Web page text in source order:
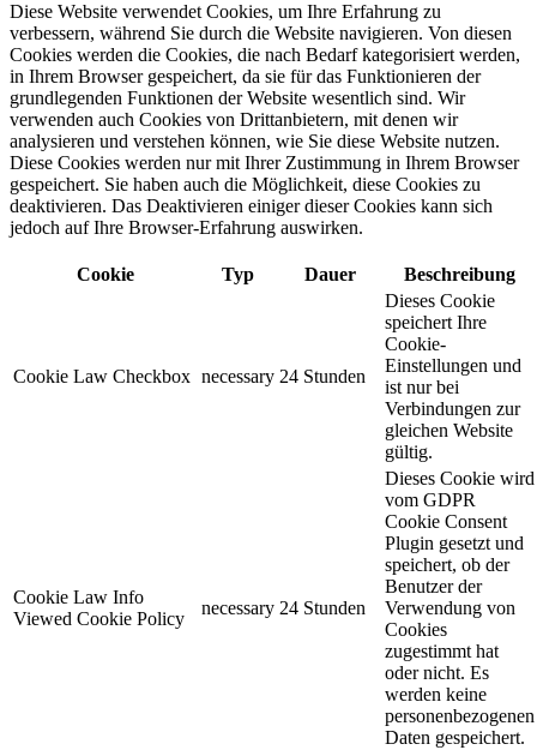
Diese Website verwendet Cookies, um Ihre Erfahrung zu
verbessern, während Sie durch die Website navigieren. Von diesen
Cookies werden die Cookies, die nach Bedarf kategorisiert werden,
in Ihrem Browser gespeichert, da sie für das Funktionieren der
grundlegenden Funktionen der Website wesentlich sind. Wir
verwenden auch Cookies von Drittanbietern, mit denen wir
analysieren und verstehen können, wie Sie diese Website nutzen.
Diese Cookies werden nur mit Ihrer Zustimmung in Ihrem Browser
gespeichert. Sie haben auch die Möglichkeit, diese Cookies zu
deaktivieren. Das Deaktivieren einiger dieser Cookies kann sich
jedoch auf Ihre Browser-Erfahrung auswirken.
Cookie Typ Dauer Beschreibung
Cookie Law Checkbox necessary 24 Stunden
Dieses Cookie
speichert Ihre
Cookie-
Einstellungen und
ist nur bei
Verbindungen zur
gleichen Website
gültig.
Cookie Law Info
Viewed Cookie Policy
necessary 24 Stunden
Dieses Cookie wird
vom GDPR
Cookie Consent
Plugin gesetzt und
speichert, ob der
Benutzer der
Verwendung von
Cookies
zugestimmt hat
oder nicht. Es
werden keine
personenbezogenen
Daten gespeichert.